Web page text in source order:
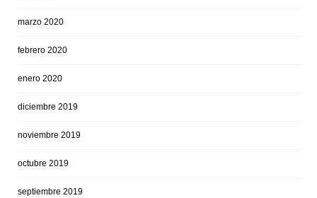
marzo 2020
febrero 2020
enero 2020
diciembre 2019
noviembre 2019
octubre 2019
septiembre 2019